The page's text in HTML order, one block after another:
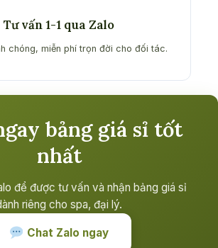
Tư vấn 1-1 qua Zalo
chóng, miễn phí trọn đời cho đối tác.
bảng giá sỉ tốt
nhất
để được tư vấn và nhận bảng giá sỉ
riêng cho spa, đại lý.
Chat Zalo ngay